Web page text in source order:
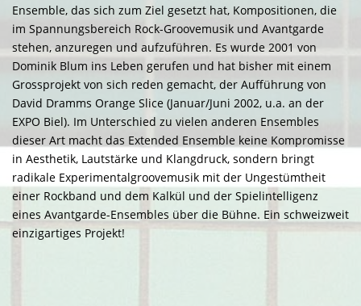
Ensemble, das sich zum Ziel gesetzt hat, Kompositionen, die
im Spannungsbereich Rock-Groovemusik und Avantgarde
stehen, anzuregen und aufzuführen. Es wurde 2001 von
Dominik Blum ins Leben gerufen und hat bisher mit einem
Grossprojekt von sich reden gemacht, der Aufführung von
David Dramms Orange Slice (Januar/Juni 2002, u.a. an der
EXPO Biel). Im Unterschied zu vielen anderen Ensembles
dieser Art macht das Extended Ensemble keine Kompromisse
in Aesthetik, Lautstärke und Klangdruck, sondern bringt
radikale Experimentalgroovemusik mit der Ungestümtheit
einer Rockband und dem Kalkül und der Spielintelligenz
eines Avantgarde-Ensembles über die Bühne. Ein schweizweit
einzigartiges Projekt!